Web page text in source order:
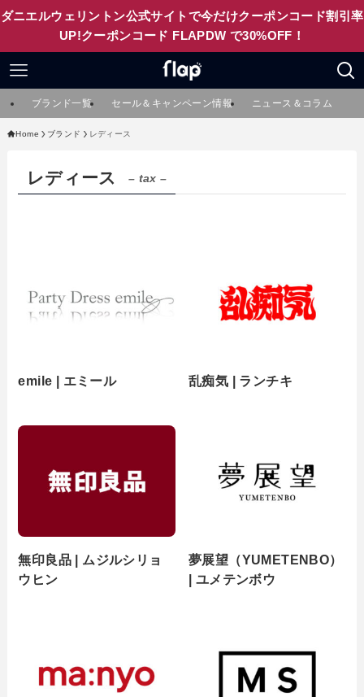
ダニエルウェリントン公式サイトで今だけクーポンコード割引率
UP!クーポンコード FLAPDW で30%OFF！
ブランド一覧 セール＆キャンペーン情報 ニュース＆コラム
Home ブランド レディース
レディース – tax –
emile | エミール 乱痴気 | ランチキ
無印良品 | ムジルシリョ
ウヒン
夢展望（YUMETENBO）
| ユメテンボウ